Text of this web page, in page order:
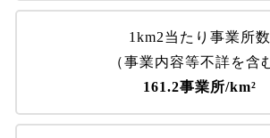
1km2当たり事業所数
（事業内容等不詳を含
161.2事業所/km²